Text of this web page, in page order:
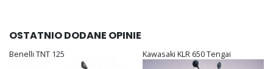
OSTATNIO DODANE OPINIE
Benelli TNT 125 Kawasaki KLR 650 Tengai